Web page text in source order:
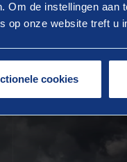
Om de instellingen
op onze website treft u
cookies